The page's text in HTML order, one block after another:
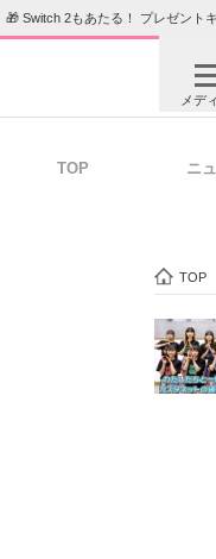
🎁 Switch 2もあたる！ プレゼント
メデ
TOP ニ
TOP